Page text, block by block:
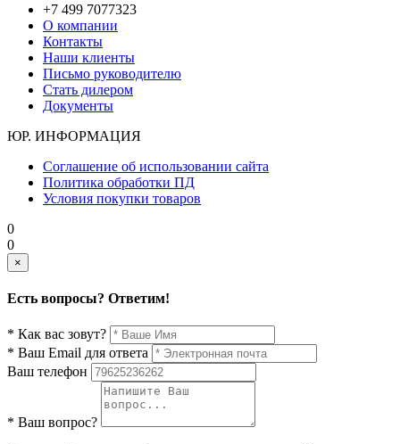
+7 499 7077323
О компании
Контакты
Наши клиенты
Письмо руководителю
Стать дилером
Документы
ЮР. ИНФОРМАЦИЯ
Соглашение об использовании сайта
Политика обработки ПД
Условия покупки товаров
0
0
×
Есть вопросы? Ответим!
* Как вас зовут?
* Ваш Email для ответа
Ваш телефон
* Ваш вопрос?